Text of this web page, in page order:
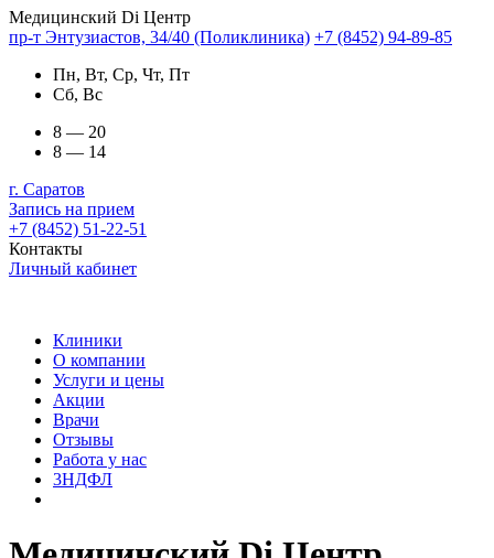
Медицинский Di Центр
пр-т Энтузиастов, 34/40 (Поликлиника) +7 (8452) 94-89-85
Пн, Вт, Ср, Чт, Пт
Сб, Вс
8 — 20
8 — 14
г. Саратов
Запись на прием
+7 (8452) 51-22-51
Контакты
Личный кабинет
Клиники
О компании
Услуги и цены
Акции
Врачи
Отзывы
Работа у нас
3НДФЛ